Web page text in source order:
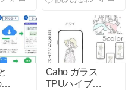
Caho ガラス
TPUハイブリ